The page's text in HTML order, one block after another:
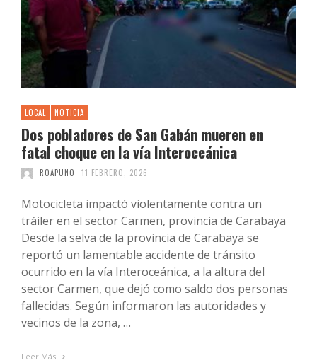
LOCAL NOTICIA
Dos pobladores de San Gabán mueren en
fatal choque en la vía Interoceánica
ROAPUNO 11 FEBRERO, 2026
Motocicleta impactó violentamente contra un
tráiler en el sector Carmen, provincia de Carabaya
Desde la selva de la provincia de Carabaya se
reportó un lamentable accidente de tránsito
ocurrido en la vía Interoceánica, a la altura del
sector Carmen, que dejó como saldo dos personas
fallecidas. Según informaron las autoridades y
vecinos de la zona, …
Leer Más